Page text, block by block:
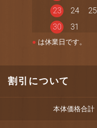
23
24 25
30
31
● は休業日です。
割引について
本体価格合計